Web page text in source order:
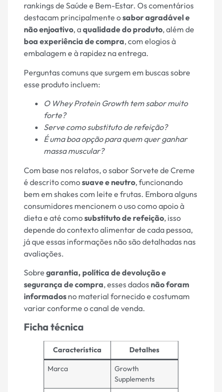
rankings de Saúde e Bem-Estar. Os comentários
destacam principalmente osabor agradável e
não enjoativo, aqualidade do produto, além de
boa experiência de compra, com elogios à
embalagem e à rapidez na entrega.
Perguntas comuns que surgem em buscas sobre
esse produto incluem:
O Whey Protein Growth tem sabor muito
forte?
Serve como substituto de refeição?
É uma boa opção para quem quer ganhar
massa muscular?
Com base nos relatos, o sabor Sorvete de Creme
é descrito comosuave e neutro, funcionando
bem em shakes com leite e frutas. Embora alguns
consumidores mencionem o uso como apoio à
dieta e até comosubstituto de refeição, isso
depende do contexto alimentar de cada pessoa,
já que essas informações não são detalhadas nas
avaliações.
Sobre garantia, política de devolução e
segurança de compra, esses dadosnão foram
informados no material fornecido e costumam
variar conforme o canal de venda.
Ficha técnica
Característica Detalhes
Marca
Growth
Supplements